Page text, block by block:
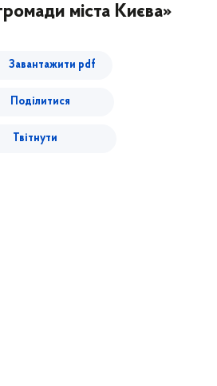
міста Києва»
Завантажити pdf
Поділитися
Твітнути